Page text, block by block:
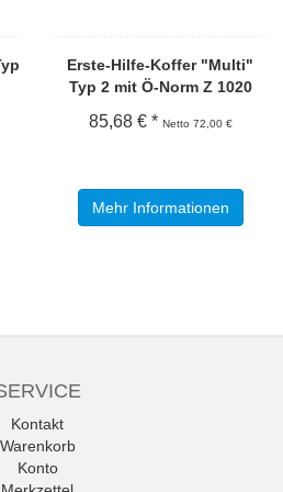
Erste-Hilfe-Koffer "Multi"
Typ 2 mit Ö-Norm Z 1020
85,68 € * Netto 72,00 €
Mehr Informationen
Kontakt
Warenkorb
Konto